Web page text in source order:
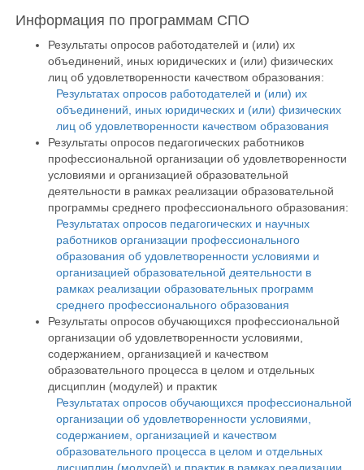
Информация по программам СПО
Результаты опросов работодателей и (или) их
объединений, иных юридических и (или) физических
лиц об удовлетворенности качеством образования:
Результатах опросов работодателей и (или) их
объединений, иных юридических и (или) физических
лиц об удовлетворенности качеством образования
Результаты опросов педагогических работников
профессиональной организации об удовлетворенности
условиями и организацией образовательной
деятельности в рамках реализации образовательной
программы среднего профессионального образования:
Результатах опросов педагогических и научных
работников организации профессионального
образования об удовлетворенности условиями и
организацией образовательной деятельности в
рамках реализации образовательных программ
среднего профессионального образования
Результаты опросов обучающихся профессиональной
организации об удовлетворенности условиями,
содержанием, организацией и качеством
образовательного процесса в целом и отдельных
дисциплин (модулей) и практик
Результатах опросов обучающихся профессиональной
организации об удовлетворенности условиями,
содержанием, организацией и качеством
образовательного процесса в целом и отдельных